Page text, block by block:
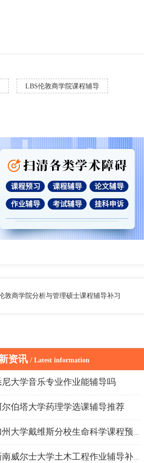
LBS伦敦商学院课程辅导
敦商学院分析与管理硕士课程辅导补习
资讯 / Latest information
尼大学音乐专业作业能辅导吗
尔伯塔大学药理学选课辅导推荐
大学戴维斯分校生命科学课程预习辅...
南威尔士大学土木工程作业辅导补习